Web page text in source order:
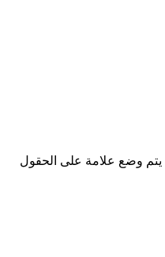
يتم وضع علامة على الحقول